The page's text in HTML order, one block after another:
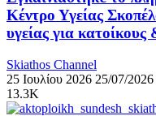
Κέντρο Υγείας
υγείας για κατοίκους
Skiathos Channel
25 Ιουλίου 2026 25/07/2026
13.3K